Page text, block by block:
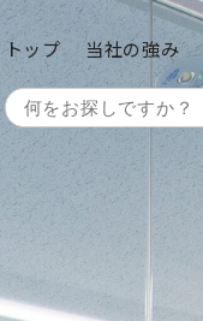
トップ 当社の強み